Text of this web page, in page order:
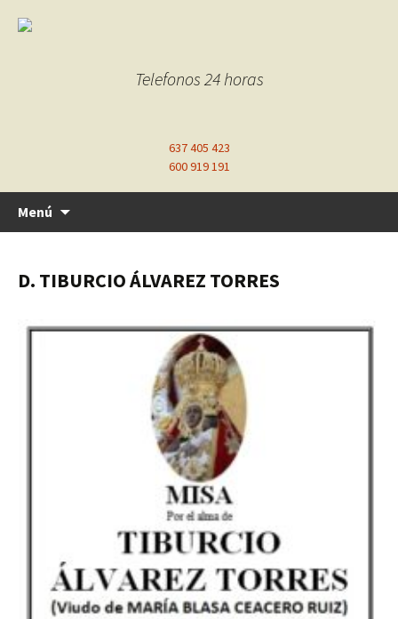
Telefonos 24 horas
637 405 423
600 919 191
Menú
D. TIBURCIO ÁLVAREZ TORRES